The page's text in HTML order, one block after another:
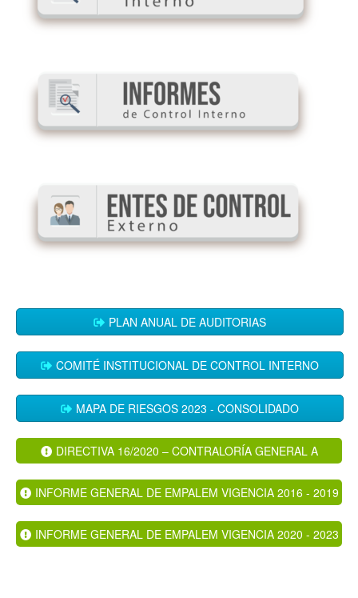
PLAN ANUAL DE AUDITORIAS
COMITÉ INSTITUCIONAL DE CONTROL INTERNO
MAPA DE RIESGOS 2023 - CONSOLIDADO
DIRECTIVA 16/2020 – CONTRALORÍA GENERAL A
ENTIDADES PÚBLICAS
INFORME GENERAL DE EMPALEM VIGENCIA 2016 - 2019
INFORME GENERAL DE EMPALEM VIGENCIA 2020 - 2023